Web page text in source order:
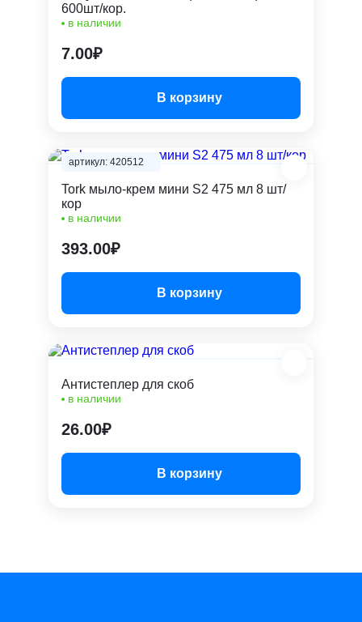
600шт/кор.
в наличии
7.00₽
В корзину
артикул: 420512
Tork мыло-крем мини S2 475 мл 8 шт/
кор
в наличии
393.00₽
В корзину
Антистеплер для скоб
в наличии
26.00₽
В корзину